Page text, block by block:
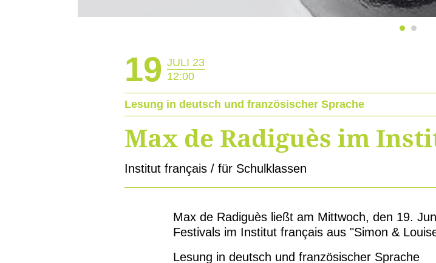
19 JULI 23
12:00
Lesung in deutsch und französischer Sprache
Max de Radiguès im
Institut français / für Schulklassen
Max de Radiguès ließt am Mittwoch, den 19.
Festivals im Institut français aus "Simon &
Lesung in deutsch und französischer Sprache